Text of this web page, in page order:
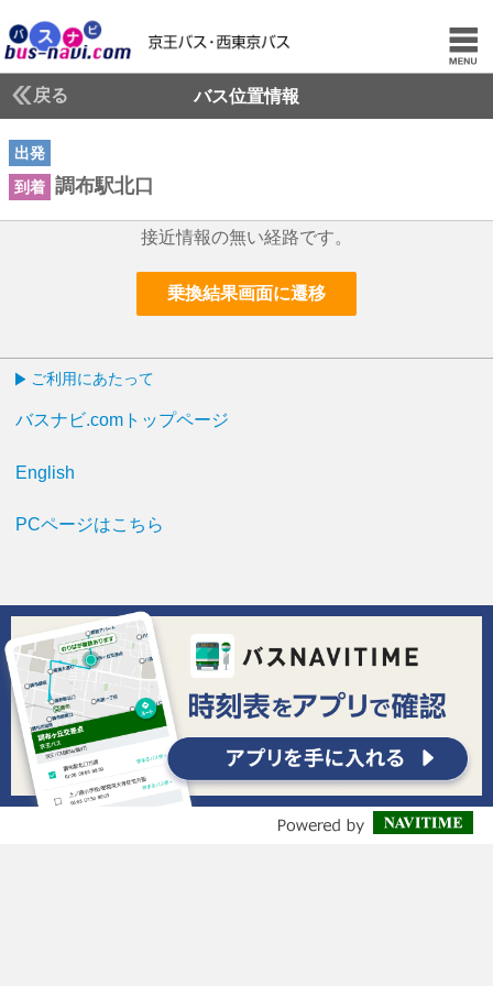
戻る バス位置情報
出発
到着 調布駅北口
接近情報の無い経路です。
乗換結果画面に遷移
ご利用にあたって
バスナビ.comトップページ
English
PCページはこちら